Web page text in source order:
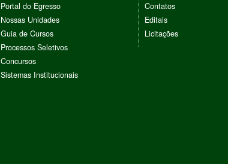
Portal do Egresso
Nossas Unidades
Guia de Cursos
Processos Seletivos
Concursos
Sistemas Institucionais
Contatos
Editais
Licitações